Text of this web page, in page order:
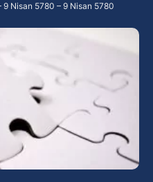
9 Nisan 5780 – 9 Nisan 5780